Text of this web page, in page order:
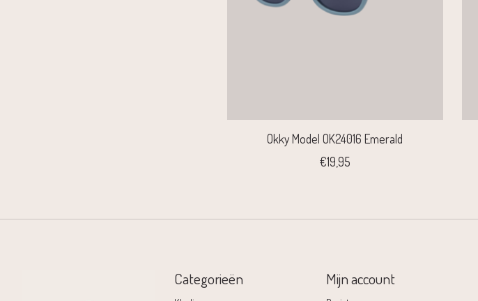
Okky Model OK24016 Emerald
€19,95
Categorieën Mijn account